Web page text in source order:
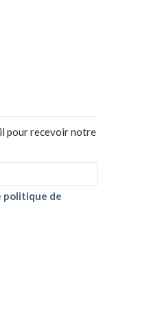
pour recevoir notre
politique de